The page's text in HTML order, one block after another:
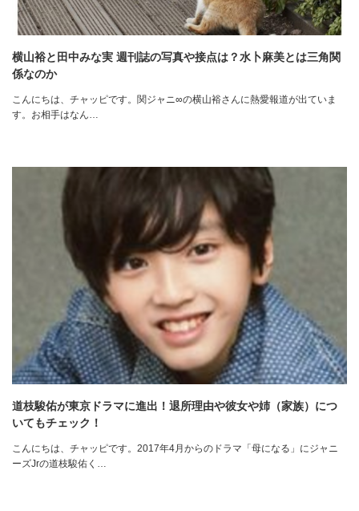
横山裕と田中みな実 週刊誌の写真や接点は？水卜麻美とは三角関
係なのか
こんにちは、チャッピです。関ジャニ∞の横山裕さんに熱愛報道が出ていま
す。お相手はなん…
道枝駿佑が東京ドラマに進出！退所理由や彼女や姉（家族）につ
いてもチェック！
こんにちは、チャッピです。2017年4月からのドラマ「母になる」にジャニ
ーズJrの道枝駿佑く…